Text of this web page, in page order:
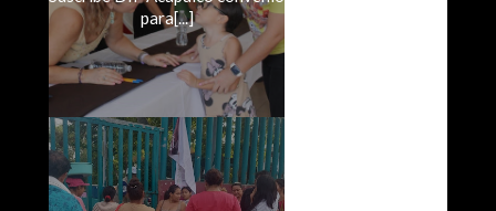
para[...]